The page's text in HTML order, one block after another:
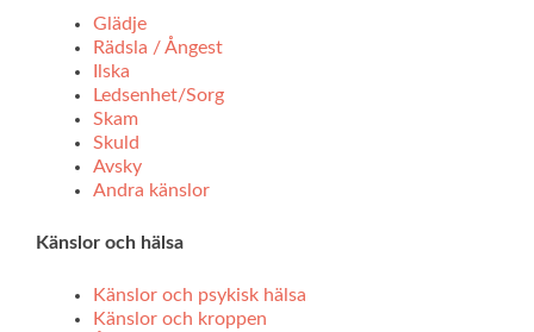
Glädje
Rädsla / Ångest
Ilska
Ledsenhet/Sorg
Skam
Skuld
Avsky
Andra känslor
Känslor och hälsa
Känslor och psykisk hälsa
Känslor och kroppen